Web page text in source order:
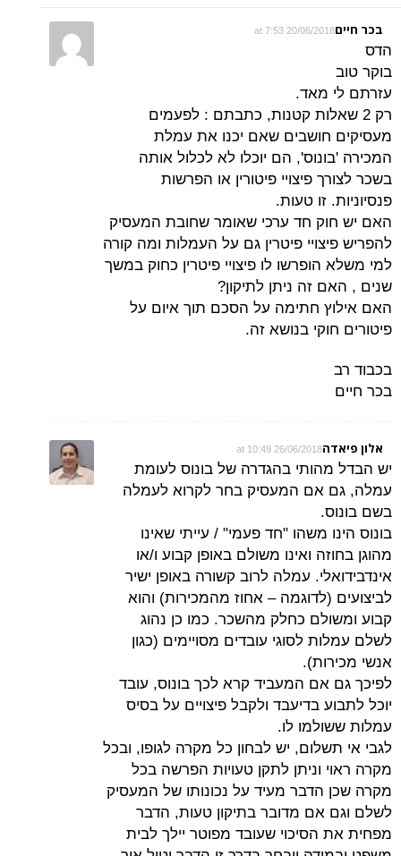
בכר חיים20/06/2018 at 7:53
הדס
בוקר טוב
עזרתם לי מאד.
רק 2 שאלות קטנות, כתבתם : לפעמים
מעסיקים חושבים שאם יכנו את עמלת
המכירה 'בונוס', הם יוכלו לא לכלול אותה
בשכר לצורך פיצויי פיטורין או הפרשות
פנסיוניות. זו טעות.
האם יש חוק חד ערכי שאומר שחובת המעסיק
להפריש פיצויי פיטרין גם על העמלות ומה קורה
למי משלא הופרשו לו פיצויי פיטרין כחוק במשך
שנים , האם זה ניתן לתיקון?
האם אילוץ חתימה על הסכם תוך איום על
פיטורים חוקי בנושא זה.
בכבוד רב
בכר חיים
אלון פיאדה26/06/2018 at 10:49
יש הבדל מהותי בהגדרה של בונוס לעומת
עמלה, גם אם המעסיק בחר לקרוא לעמלה
בשם בונוס.
בונוס הינו משהו "חד פעמי" / עייתי שאינו
מהוגן בחוזה ואינו משולם באופן קבוע ו/או
אינדבידואלי. עמלה לרוב קשורה באופן ישיר
לביצועים (לדוגמה – אחוז מהמכירות) והוא
קבוע ומשולם כחלק מהשכר. כמו כן נהוג
לשלם עמלות לסוגי עובדים מסויימים (כגון
אנשי מכירות).
לפיכך גם אם המעביד קרא לכך בונוס, עובד
יוכל לתבוע בדיעבד ולקבל פיצויים על בסיס
עמלות ששולמו לו.
לגבי אי תשלום, יש לבחון כל מקרה לגופו, ובכל
מקרה ראוי וניתן לתקן טעויות הפרשה בכל
מקרה שכן הדבר מעיד על נכונותו של המעסיק
לשלם וגם אם מדובר בתיקון טעות, הדבר
מפחית את הסיכוי שעובד מפוטר יילך לבית